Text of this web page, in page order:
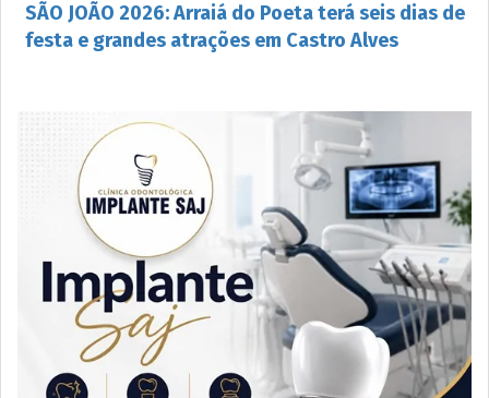
SÃO JOÃO 2026: Arraiá do Poeta terá seis dias de
festa e grandes atrações em Castro Alves